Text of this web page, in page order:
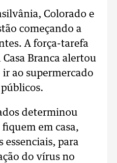
Colorado e
começando a
A força-tarefa
Branca alertou
ir ao supermercado
determinou
em casa,
essenciais, para
do vírus no